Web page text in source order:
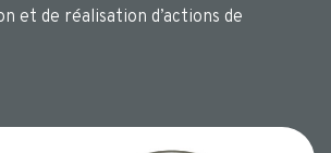
et de réalisation d’actions de